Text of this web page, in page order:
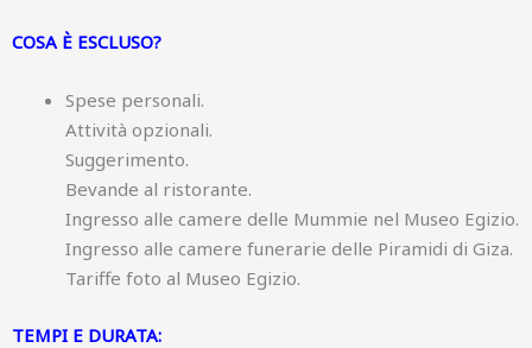
COSA È ESCLUSO?
Spese personali.
Attività opzionali.
Suggerimento.
Bevande al ristorante.
Ingresso alle camere delle Mummie nel Museo Egizio.
Ingresso alle camere funerarie delle Piramidi di Giza.
Tariffe foto al Museo Egizio.
TEMPI E DURATA: